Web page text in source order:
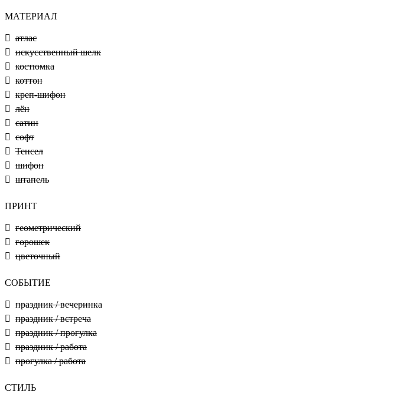
МАТЕРИАЛ
атлас
искусственный шелк
костюмка
коттон
креп-шифон
лён
сатин
софт
Тенсел
шифон
штапель
ПРИНТ
геометрический
горошек
цветочный
СОБЫТИЕ
праздник / вечеринка
праздник / встреча
праздник / прогулка
праздник / работа
прогулка / работа
СТИЛЬ